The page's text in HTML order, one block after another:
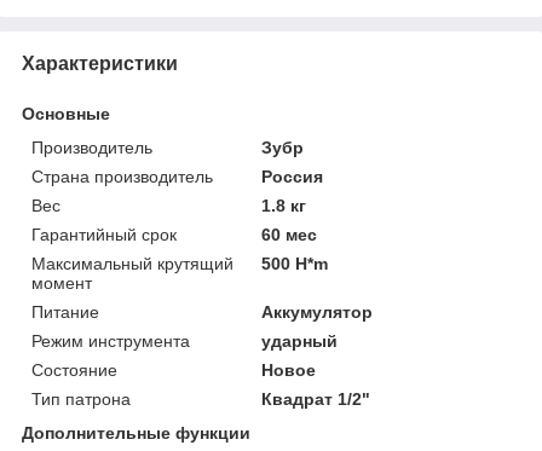
Характеристики
Основные
Производитель
Зубр
Страна производитель
Россия
Вес
1.8 кг
Гарантийный срок
60 мес
Максимальный крутящий
момент
500 H*m
Питание
Аккумулятор
Режим инструмента
ударный
Состояние
Новое
Тип патрона
Квадрат 1/2"
Дополнительные функции